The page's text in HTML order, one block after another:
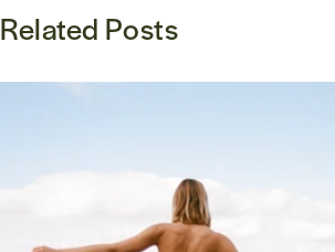
Related Posts